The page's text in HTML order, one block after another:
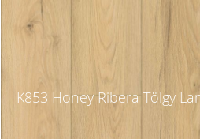
K853 Honey Ribera Tölgy